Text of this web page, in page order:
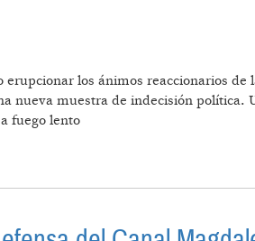
los ánimos reaccionarios
nueva muestra de indecisión política.
fuego lento